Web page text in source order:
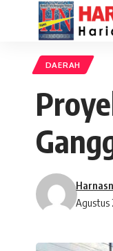
DAERAH
Agustus